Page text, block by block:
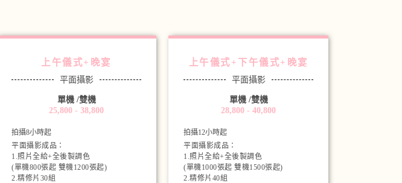
上午儀式+晚宴
平面攝影
單機 /雙機
25,800 - 38,800
拍攝8小時起
平面攝影成品：
1.照片全給+全後製調色
(單機800張起 雙機1200張起)
2.精修片30組
上午儀式+下午儀式+晚宴
平面攝影
單機 /雙機
28,800 - 40,800
拍攝12小時起
平面攝影成品：
1.照片全給+全後製調色
(單機1000張起 雙機1500張起)
2.精修片40組